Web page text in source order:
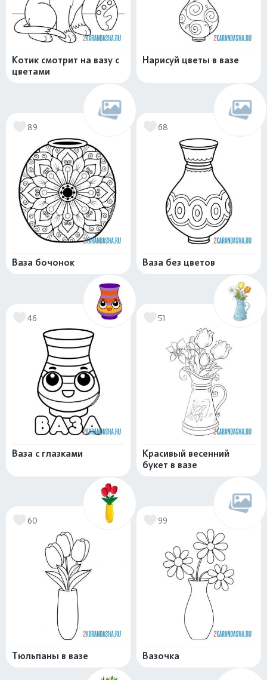
Котик смотрит на вазу с
цветами
Нарисуй цветы в вазе
89
Ваза бочонок
68
Ваза без цветов
46
Ваза с глазками
51
Красивый весенний
букет в вазе
60
Тюльпаны в вазе
99
Вазочка